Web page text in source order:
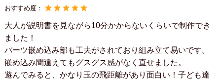
おすすめ度：
大人が説明書を見ながら10分かからないくらいで制作でき
ました！
パーツ嵌め込み部も工夫がされており組み立て易いです。
嵌め込み間違えてもグスグス感がなく直せました。
遊んでみると、かなり玉の飛距離があり面白い！子ども達